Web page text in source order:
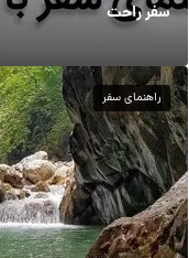
سفر راحت
راهنمای سفر